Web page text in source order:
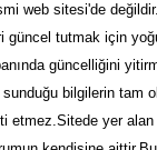
web sitesi'de
güncel tutmak için
güncelliğini
bilgilerin tam
etmez.Sitede yer alan